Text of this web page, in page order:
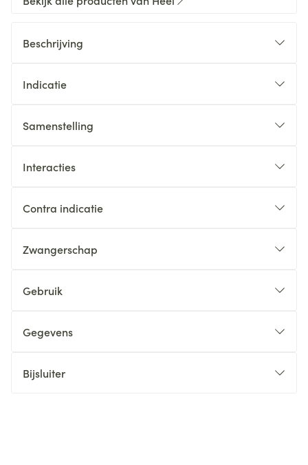
Beschrijving
Indicatie
Samenstelling
Interacties
Contra indicatie
Zwangerschap
Gebruik
Gegevens
Bijsluiter